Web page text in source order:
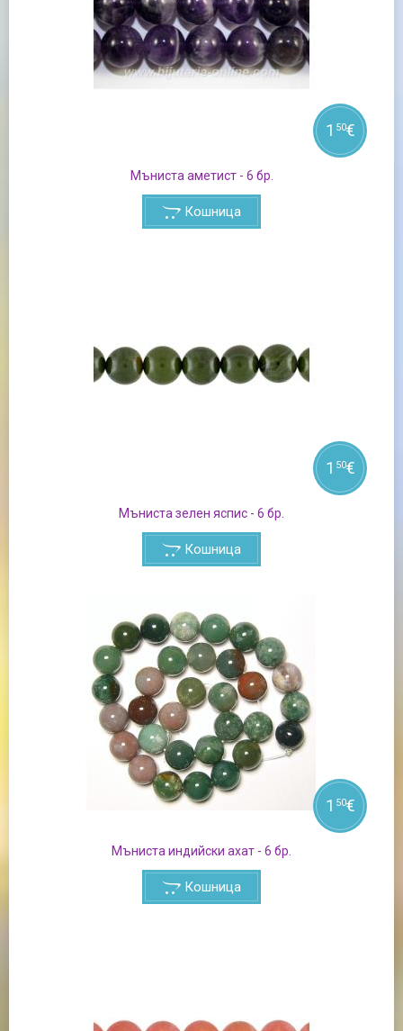
Мъниста аметист - 6 бр.
1 50€
Кошница
Мъниста зелен яспис - 6 бр.
1 50€
Кошница
Мъниста индийски ахат - 6 бр.
1 50€
Кошница